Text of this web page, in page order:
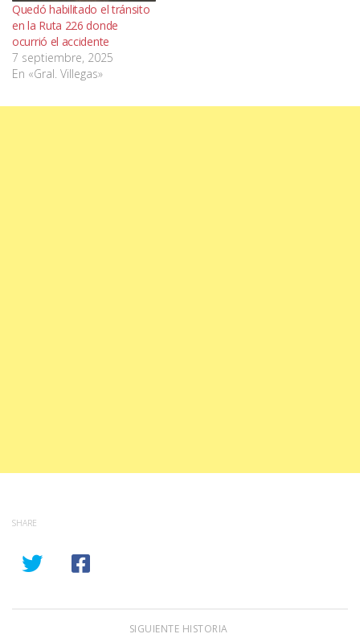
Quedó habilitado el tránsito
en la Ruta 226 donde
ocurrió el accidente
7 septiembre, 2025
En «Gral. Villegas»
SHARE
SIGUIENTE HISTORIA